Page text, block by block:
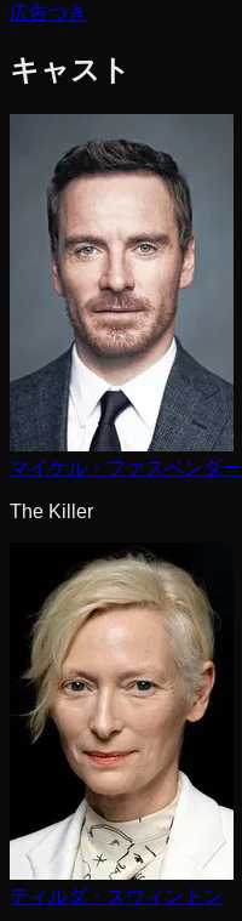
広告つき
キャスト
マイケル・ファスベンダー
The Killer
ティルダ・スウィントン